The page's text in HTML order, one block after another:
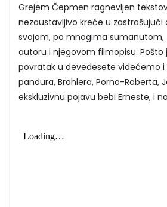
Grejem Čepmen ragnevljen
nezaustavljivo kreće u zastrašujući
svojom, po mnogima
autoru i njegovom filmopisu. Pošto
povratak u devedesete videćemo
pandura, Brahlera, Porno-Roberta,
ekskluzivnu pojavu bebi Erneste, i